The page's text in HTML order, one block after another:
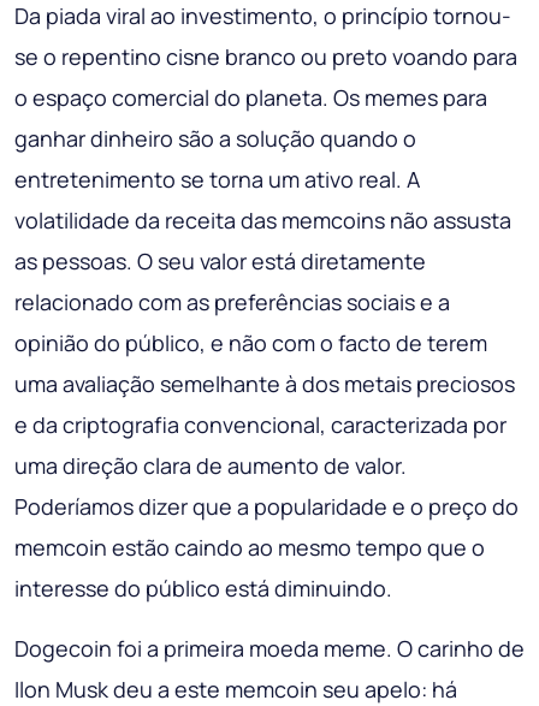
Da piada viral ao investimento, o princípio tornou-
se o repentino cisne branco ou preto voando para
o espaço comercial do planeta. Os memes para
ganhar dinheiro são a solução quando o
entretenimento se torna um ativo real. A
volatilidade da receita das memcoins não assusta
as pessoas. O seu valor está diretamente
relacionado com as preferências sociais e a
opinião do público, e não com o facto de terem
uma avaliação semelhante à dos metais preciosos
e da criptografia convencional, caracterizada por
uma direção clara de aumento de valor.
Poderíamos dizer que a popularidade e o preço do
memcoin estão caindo ao mesmo tempo que o
interesse do público está diminuindo.
Dogecoin foi a primeira moeda meme. O carinho de
Ilon Musk deu a este memcoin seu apelo: há